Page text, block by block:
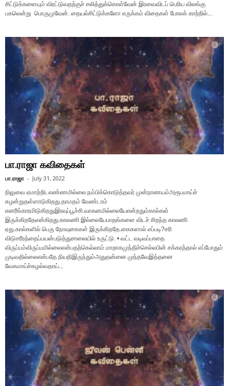
சிட்டுக்களையும் விரட்டுவதற்குச் சலித்துக்கொள்வேன் இரவைவிடப் பெரிய விலங்கு
பகலென்று பொருமுவேன். தையல்சிட்டுக்களோ எருக்கம் விதைகள் போலக் காற்றில்...
பா.ராஜா கவிதைகள்
பா.ராஜா - July 31, 2022
நிலுவை ஏமாற்றிடஎண்ணமில்லை.நம்பிக்கொடுத்தவர் முன்நாணயம்அரூபமாய்ச்
சுழன்றுதள்ளாடுகிறது.தாமதம் வேண்டாம்
எனரீங்காரமிடுகிறதுஇரவுப்பூச்சி.வாகனமில்லையேஎன்றதும்கால்கள்
இருக்கிறதேஎன்கிறது.காலணி இல்லையேபாதங்களை விடச் சிறந்த காலணி
ஏது.கால்களில் பெரு நோவுகைகள் இருக்கிறதே.கைகளால் எப்படி?சரி
விடுசரீரத்தைப்பயன்படுத்துசாலையில் உருட்டு. • வட்ட வடிவப்பாதை
விருப்பம்விருப்பமில்லைஎன்பதற்கெல்லாம் மாறாகமுந்திச்செல்லபின் சக்கரத்தால் எப்போதும்
முடிவதில்லைஎன்பதே நியதிஇருந்தும்அதுதன்னை முந்தவேஇத்தனை
வேகமாய்ச்சுழல்வதாய்...